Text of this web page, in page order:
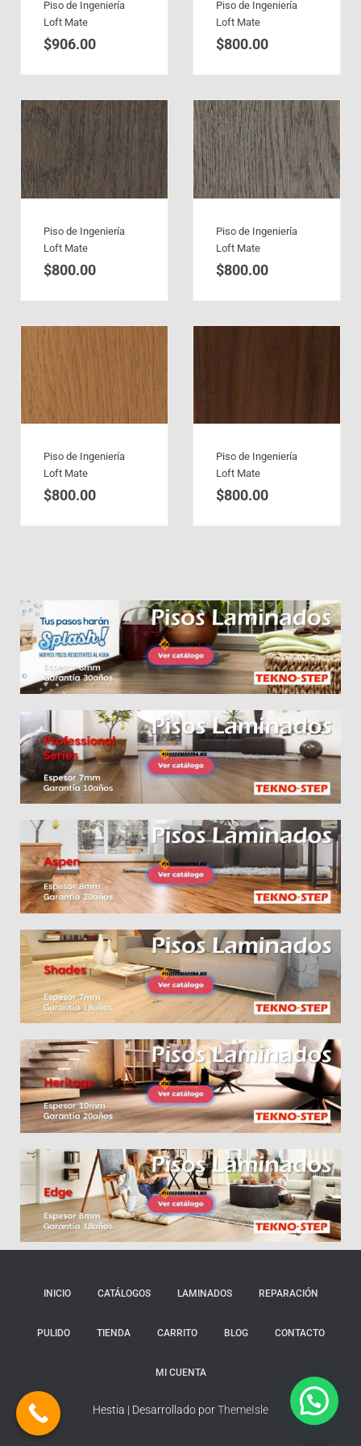
Piso de Ingeniería
Loft Mate
$906.00
Piso de Ingeniería
Loft Mate
$800.00
Piso de Ingeniería
Loft Mate
$800.00
Piso de Ingeniería
Loft Mate
$800.00
Piso de Ingeniería
Loft Mate
$800.00
Piso de Ingeniería
Loft Mate
$800.00
INICIO CATÁLOGOS LAMINADOS REPARACIÓN
PULIDO TIENDA CARRITO BLOG CONTACTO
MI CUENTA
Hestia | Desarrollado porThemeIsle